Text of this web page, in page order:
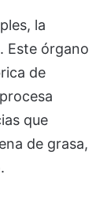
la
. Este órgano
de
que
de grasa,